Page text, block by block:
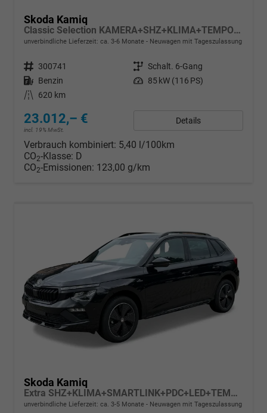
Skoda Kamiq
Classic Selection KAMERA+SHZ+KLIMA+TEMPOMAT+LED+16" LM
unverbindliche Lieferzeit: ca. 3-6 Monate Neuwagen mit Tageszulassung
Fahrzeugnr. 300741 Getriebe Schalt. 6-Gang
Kraftstoff Benzin Leistung 85 kW (116 PS)
Kilometerstand
620 km
23.012,– €
incl. 19% MwSt.
Details
Verbrauch kombiniert: 5,40 l/100km
CO2-Klasse: D
CO2-Emissionen: 123,00 g/km
Skoda Kamiq
Extra SHZ+KLIMA+SMARTLINK+PDC+LED+TEMPOMAT
unverbindliche Lieferzeit: ca. 3-5 Monate Neuwagen mit Tageszulassung